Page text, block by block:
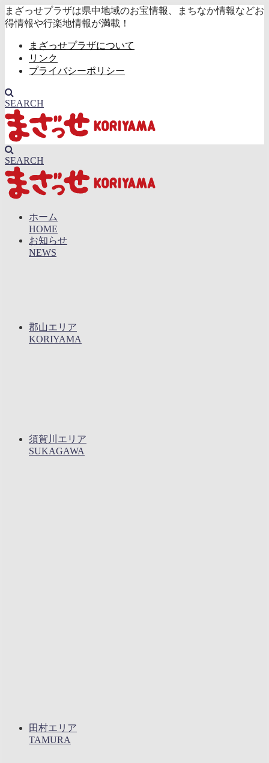
まざっせプラザは県中地域のお宝情報、まちなか情報などお
得情報や行楽地情報が満載！
まざっせプラザについて
リンク
プライバシーポリシー
SEARCH
SEARCH
ホーム
HOME
お知らせ
NEWS
郡山エリア
KORIYAMA
須賀川エリア
SUKAGAWA
田村エリア
TAMURA